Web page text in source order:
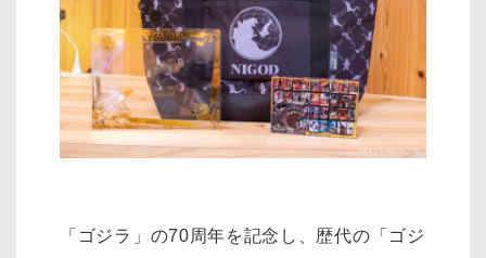
「ゴジラ」の70周年を記念し、歴代の「ゴジ